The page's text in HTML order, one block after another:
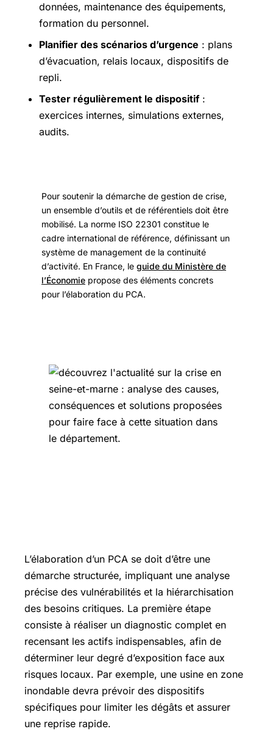
données, maintenance des équipements,
formation du personnel.
Planifier des scénarios d’urgence : plans
d’évacuation, relais locaux, dispositifs de
repli.
Tester régulièrement le dispositif:
exercices internes, simulations externes,
audits.
Pour soutenir la démarche de gestion de crise,
un ensemble d’outils et de référentiels doit être
mobilisé. La norme ISO 22301 constitue le
cadre international de référence, définissant un
système de management de la continuité
d’activité. En France, le guide du Ministère de
l’Économie propose des éléments concrets
pour l’élaboration du PCA.
L’élaboration d’un PCA se doit d’être une
démarche structurée, impliquant une analyse
précise des vulnérabilités et la hiérarchisation
des besoins critiques. La première étape
consiste à réaliser un diagnostic complet en
recensant les actifs indispensables, afin de
déterminer leur degré d’exposition face aux
risques locaux. Par exemple, une usine en zone
inondable devra prévoir des dispositifs
spécifiques pour limiter les dégâts et assurer
une reprise rapide.